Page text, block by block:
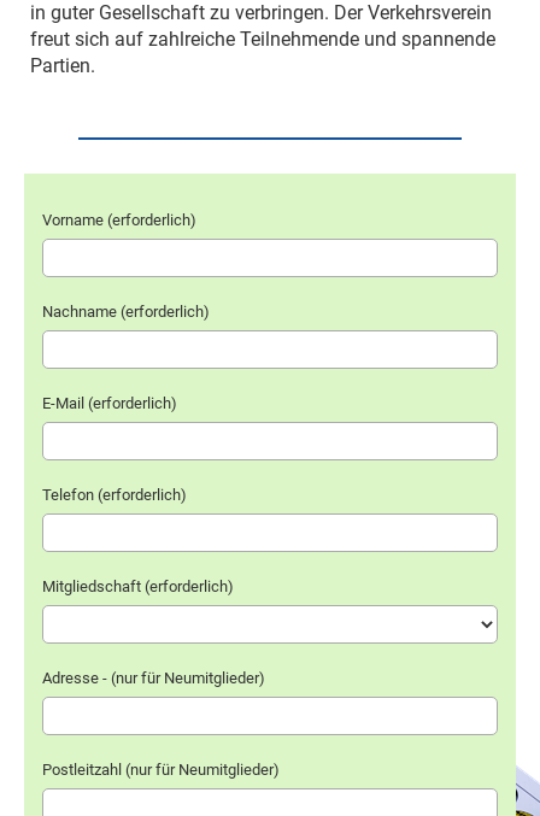
in guter Gesellschaft zu verbringen. Der Verkehrsverein
freut sich auf zahlreiche Teilnehmende und spannende
Partien.
Vorname (erforderlich)
Nachname (erforderlich)
E-Mail (erforderlich)
Telefon (erforderlich)
Mitgliedschaft (erforderlich)
Adresse - (nur für Neumitglieder)
Postleitzahl (nur für Neumitglieder)